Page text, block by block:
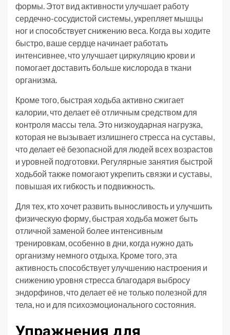
формы. Этот вид активности улучшает работу
сердечно-сосудистой системы, укрепляет мышцы
ног и способствует снижению веса. Когда вы ходите
быстро, ваше сердце начинает работать
интенсивнее, что улучшает циркуляцию крови и
помогает доставить больше кислорода в ткани
организма.
Кроме того, быстрая ходьба активно сжигает
калории, что делает её отличным средством для
контроля массы тела. Это низкоударная нагрузка,
которая не вызывает излишнего стресса на суставы,
что делает её безопасной для людей всех возрастов
и уровней подготовки. Регулярные занятия быстрой
ходьбой также помогают укрепить связки и суставы,
повышая их гибкость и подвижность.
Для тех, кто хочет развить выносливость и улучшить
физическую форму, быстрая ходьба может быть
отличной заменой более интенсивным
тренировкам, особенно в дни, когда нужно дать
организму немного отдыха. Кроме того, эта
активность способствует улучшению настроения и
снижению уровня стресса благодаря выбросу
эндорфинов, что делает её не только полезной для
тела, но и для психоэмоционального состояния.
Упражнения для